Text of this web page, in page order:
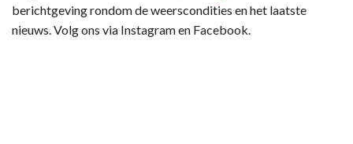
berichtgeving rondom de weerscondities en het laatste
nieuws. Volg ons via Instagram en Facebook.